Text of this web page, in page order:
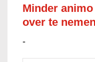
Minder
over te nemen
-